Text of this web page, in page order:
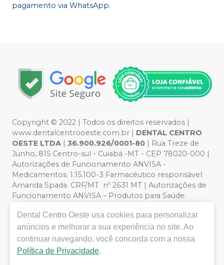
pagamento via WhatsApp.
Copyright © 2022 | Todos os direitos reservados |
www.dentalcentrooeste.com.br | DENTAL CENTRO
OESTE LTDA | 36.900.926/0001-80 | Rua Treze de
Junho, 815 Centro-sul - Cuiabá -MT - CEP 78020-000 |
Autorizações de Funcionamento ANVISA -
Medicamentos: 1.15.100-3 Farmacêutico responsável:
Amanda Spada. CRF/MT nº 2631 MT | Autorizações de
Funcionamento ANVISA – Produtos para Saúde:
Segurança - Fotos meramente ilustrativas - Os preços e
condições da loja virtual estão sujeitos a alterações. Em
caso de divergência de preços no site, o valor válido é o
do Carrinho de Compra. Não vendemos por atacado,
Dental Centro Oeste usa cookies para personalizar
anúncios e melhorar a sua experiência no site. Ao
continuar navegando, você concorda com a nossa
Política de Privacidade.